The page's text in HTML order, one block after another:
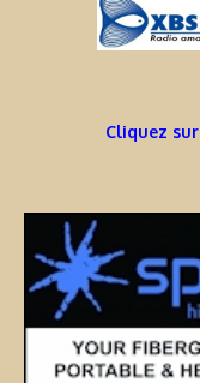
Cliquez